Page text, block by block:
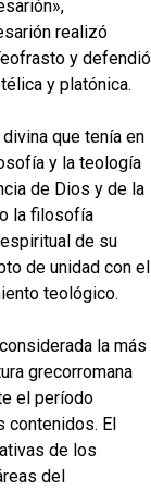
realizó
y defendió
y platónica.
que tenía en
y la teología
de Dios y de la
la filosofía
de su
de unidad con el
teológico.
la más
grecorromana
el período
contenidos. El
de los
del